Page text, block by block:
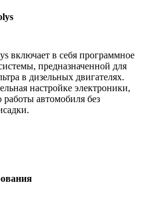
включает в себя программное
предназначенной для
в дизельных двигателях.
настройке электроники,
автомобиля без